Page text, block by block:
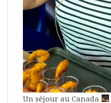
Un séjour au Canada